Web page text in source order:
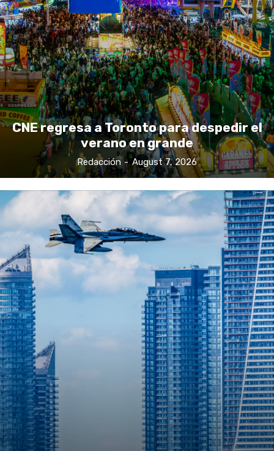
CNE regresa a Toronto para despedir el
verano en grande
Redacción - August 7, 2026